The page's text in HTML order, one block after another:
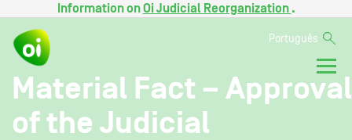
Information onOi Judicial Reorganization .
Português
Material Fact – Approval
of the Judicial